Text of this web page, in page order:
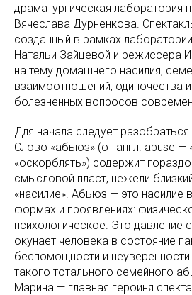
драматургическая лаборатория
Вячеслава Дурненкова.
созданный в рамках
Натальи Зайцевой и режиссера
на тему домашнего насилия,
взаимоотношений, одиночества
болезненных вопросов
Для начала следует
Слово «абьюз» (от англ. abuse —
«оскорблять») содержит
смысловой пласт, нежели
«насилие». Абьюз — это насилие
формах и проявлениях:
психологическое. Это давление
окунает человека в состояние
беспомощности и
такого тотального семейного
Марина — главная героиня